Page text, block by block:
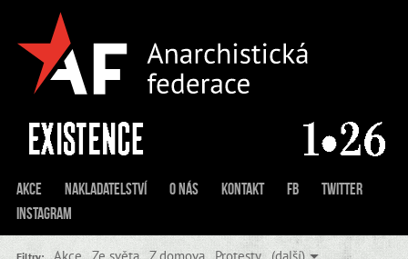
Akce Nakladatelství O nás Kontakt FB
Twitter
Instagram